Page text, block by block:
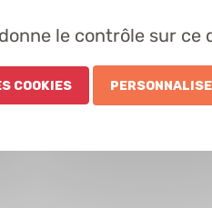
le contrôle sur ce
cookies